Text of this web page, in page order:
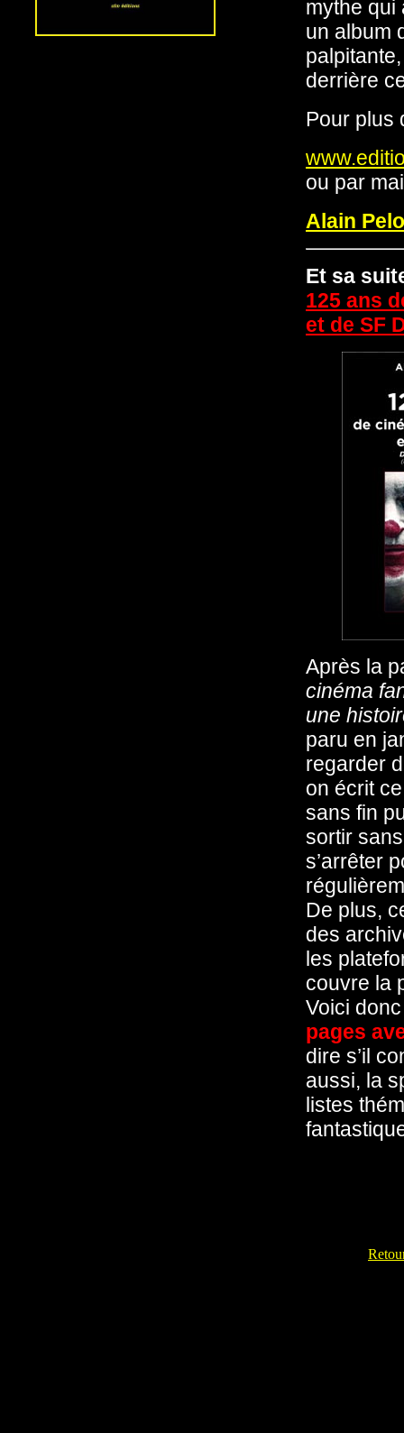
mythe qui
un album
derrière
Pour plus
ou par
Alain
Et sa
125 ans
et de SF
Après la
cinéma
une
paru en
regarder
on écrit
sans fin
sortir
s’arrêter
De plus,
des
les
couvre la
Voici
pages
dire s’il
aussi, la
listes